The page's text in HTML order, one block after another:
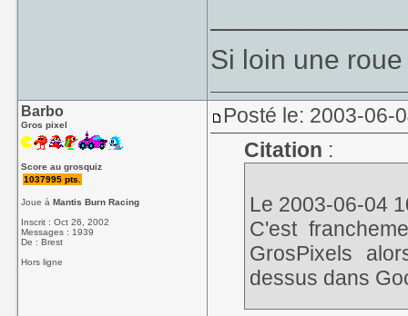
Si loin une roue
Barbo
Gros pixel
Score au grosquiz
1037995 pts.
Joue àMantis Burn Racing
Inscrit : Oct 26, 2002
Messages : 1939
De : Brest
Hors ligne
Posté le: 2003-06-
Citation :
Le 2003-06-04
C'est
GrosPixels
dessus dans